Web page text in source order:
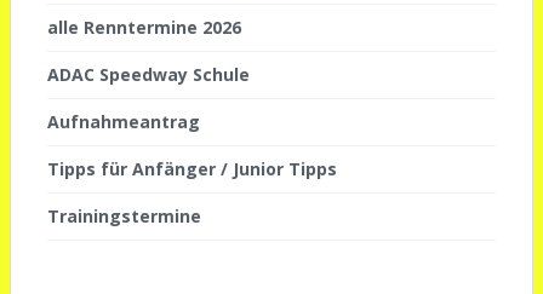
alle Renntermine 2026
ADAC Speedway Schule
Aufnahmeantrag
Tipps für Anfänger / Junior Tipps
Trainingstermine